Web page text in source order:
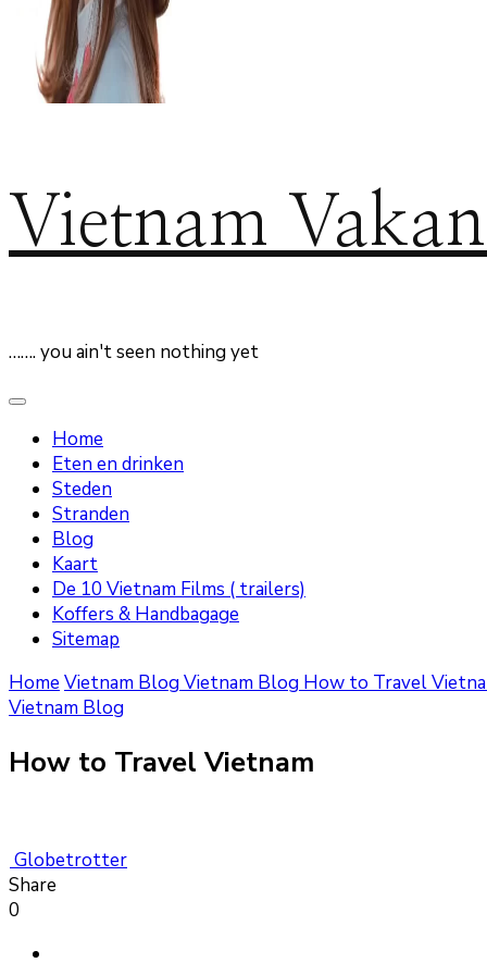
Vietnam
……. you ain't seen nothing yet
Home
Eten en drinken
Steden
Stranden
Blog
Kaart
De 10 Vietnam Films ( trailers)
Koffers & Handbagage
Sitemap
Home Vietnam BlogVietnam Blog How to Travel
Vietnam Blog
How to Travel Vietnam
Globetrotter
Share
0